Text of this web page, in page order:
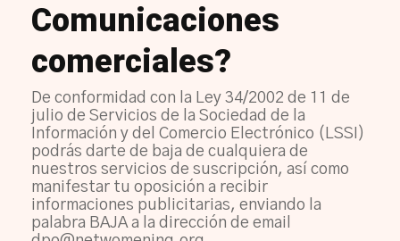
Comunicaciones
comerciales?
De conformidad con la Ley 34/2002 de 11 de
julio de Servicios de la Sociedad de la
Información y del Comercio Electrónico (LSSI)
podrás darte de baja de cualquiera de
nuestros servicios de suscripción, así como
manifestar tu oposición a recibir
informaciones publicitarias, enviando la
palabra BAJA a la dirección de email